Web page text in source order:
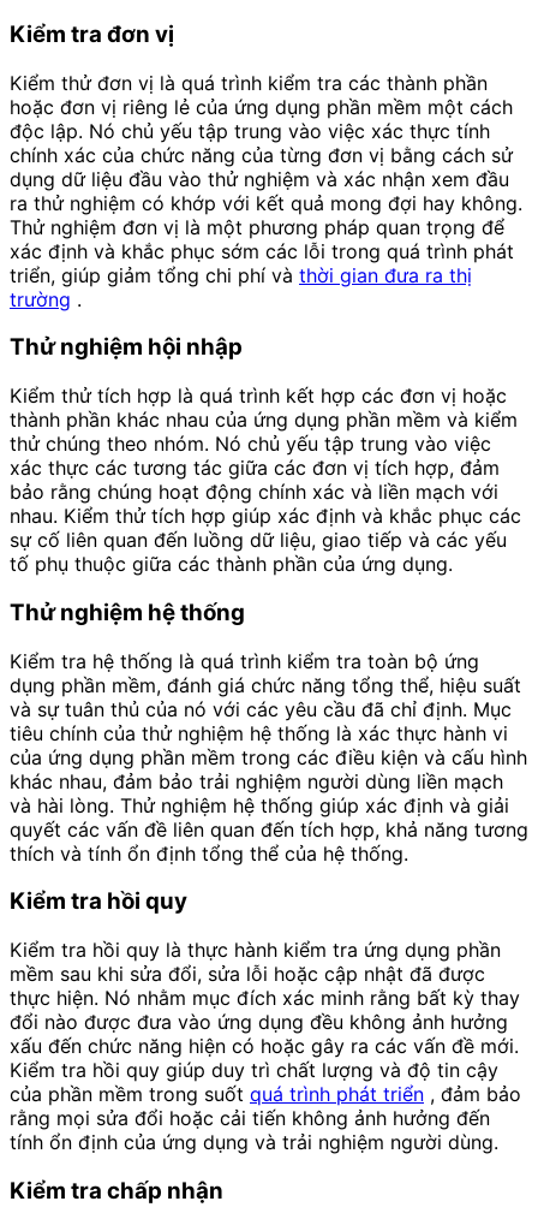
Kiểm tra đơn vị
Kiểm thử đơn vị là quá trình kiểm tra các thành phần
hoặc đơn vị riêng lẻ của ứng dụng phần mềm một cách
độc lập. Nó chủ yếu tập trung vào việc xác thực tính
chính xác của chức năng của từng đơn vị bằng cách sử
dụng dữ liệu đầu vào thử nghiệm và xác nhận xem đầu
ra thử nghiệm có khớp với kết quả mong đợi hay không.
Thử nghiệm đơn vị là một phương pháp quan trọng để
xác định và khắc phục sớm các lỗi trong quá trình phát
triển, giúp giảm tổng chi phí và thời gian đưa ra thị
trường .
Thử nghiệm hội nhập
Kiểm thử tích hợp là quá trình kết hợp các đơn vị hoặc
thành phần khác nhau của ứng dụng phần mềm và kiểm
thử chúng theo nhóm. Nó chủ yếu tập trung vào việc
xác thực các tương tác giữa các đơn vị tích hợp, đảm
bảo rằng chúng hoạt động chính xác và liền mạch với
nhau. Kiểm thử tích hợp giúp xác định và khắc phục các
sự cố liên quan đến luồng dữ liệu, giao tiếp và các yếu
tố phụ thuộc giữa các thành phần của ứng dụng.
Thử nghiệm hệ thống
Kiểm tra hệ thống là quá trình kiểm tra toàn bộ ứng
dụng phần mềm, đánh giá chức năng tổng thể, hiệu suất
và sự tuân thủ của nó với các yêu cầu đã chỉ định. Mục
tiêu chính của thử nghiệm hệ thống là xác thực hành vi
của ứng dụng phần mềm trong các điều kiện và cấu hình
khác nhau, đảm bảo trải nghiệm người dùng liền mạch
và hài lòng. Thử nghiệm hệ thống giúp xác định và giải
quyết các vấn đề liên quan đến tích hợp, khả năng tương
thích và tính ổn định tổng thể của hệ thống.
Kiểm tra hồi quy
Kiểm tra hồi quy là thực hành kiểm tra ứng dụng phần
mềm sau khi sửa đổi, sửa lỗi hoặc cập nhật đã được
thực hiện. Nó nhằm mục đích xác minh rằng bất kỳ thay
đổi nào được đưa vào ứng dụng đều không ảnh hưởng
xấu đến chức năng hiện có hoặc gây ra các vấn đề mới.
Kiểm tra hồi quy giúp duy trì chất lượng và độ tin cậy
của phần mềm trong suốt quá trình phát triển , đảm bảo
rằng mọi sửa đổi hoặc cải tiến không ảnh hưởng đến
tính ổn định của ứng dụng và trải nghiệm người dùng.
Kiểm tra chấp nhận